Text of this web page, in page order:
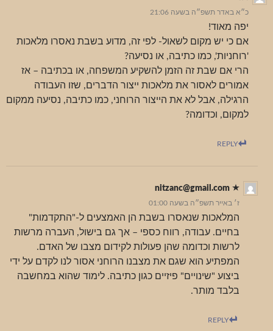
כ״א באדר תשפ״ה בשעה 21:06
יפה מאוד!
אם כי יש מקום לשאול- לפי זה, מדוע בשבת נאסרו מלאכות
'רוחניות', כמו כתיבה, או נסיעה?
הרי אם שבת זה הזמן להשקיע המשפחה, או בכתיבה – אז
אמורים לאסור את מלאכות ייצור הדברים, שזו העבודה
הרגילה, אבל לא את הייצור הרוחני, כמו כתיבה, נסיעה ממקום
למקום, וכדומה?
REPLY
nitzanc@gmail.com
ז׳ באייר תשפ״ה בשעה 01:00
המלאכות שנאסרו בשבת הן האמצעים ל-"התקדמות"
בחיים. עבודה, רווח כספי – אך גם בישול, העברה מרשות
לרשות וכדומה שהן פעולות לקידום מצבו של האדם.
המפתיע הוא שגם את מצבנו הרוחני אסור לנו לקדם על ידי
ביצוע "שינויים" פיזיים כגון כתיבה. לימוד שהוא במחשבה
בלבד מותר.
REPLY